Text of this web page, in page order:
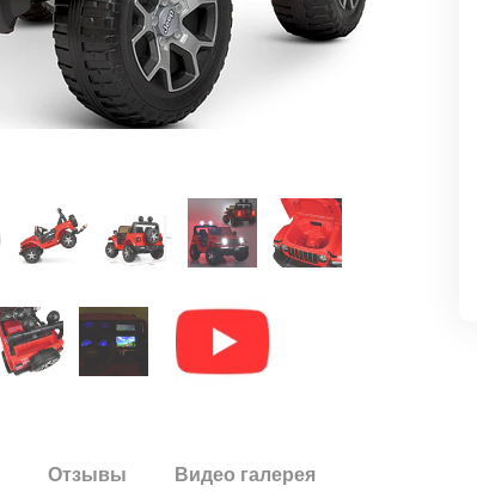
Отзывы Видео галерея